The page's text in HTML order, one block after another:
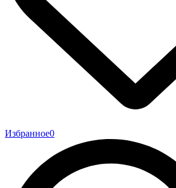
Избранное0